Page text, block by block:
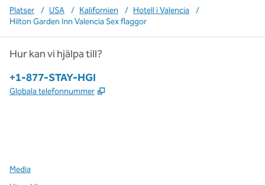
Platser / USA / Kalifornien / Hotell i Valencia
/
Hilton Garden Inn Valencia Sex flaggor
Hur kan vi hjälpa till?
Telefon:
+1-877-STAY-HGI
Globala telefonnummer ,
Media